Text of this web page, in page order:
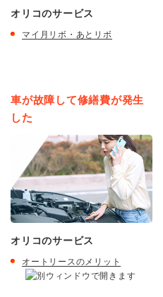
オリコのサービス
マイ月リボ・あとリボ
車が故障して修繕費が発生
した
オリコのサービス
オートリースのメリット